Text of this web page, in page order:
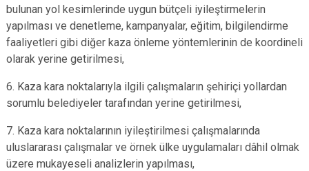
bulunan yol kesimlerinde uygun bütçeli iyileştirmelerin
yapılması ve denetleme, kampanyalar, eğitim, bilgilendirme
faaliyetleri gibi diğer kaza önleme yöntemlerinin de koordineli
olarak yerine getirilmesi,
6. Kaza kara noktalarıyla ilgili çalışmaların şehiriçi yollardan
sorumlu belediyeler tarafından yerine getirilmesi,
7. Kaza kara noktalarının iyileştirilmesi çalışmalarında
uluslararası çalışmalar ve örnek ülke uygulamaları dâhil olmak
üzere mukayeseli analizlerin yapılması,